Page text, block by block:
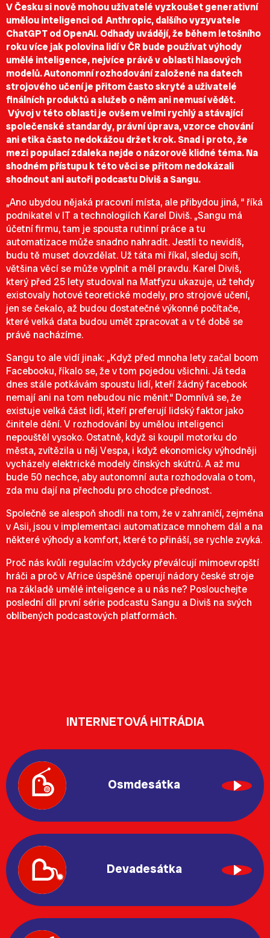
V Česku si nově mohou uživatelé vyzkoušet generativní
umělou inteligenci od Anthropic, dalšího vyzyvatele
ChatGPT od OpenAI. Odhady uvádějí, že během letošního
roku více jak polovina lidí v ČR bude používat výhody
umělé inteligence, nejvíce právě v oblasti hlasových
modelů. Autonomní rozhodování založené na datech
strojového učení je přitom často skryté a uživatelé
finálních produktů a služeb o něm ani nemusí vědět.
Vývoj v této oblasti je ovšem velmi rychlý a stávající
společenské standardy, právní úprava, vzorce chování
ani etika často nedokážou držet krok. Snad i proto, že
mezi populací zdaleka nejde o názorově klidné téma. Na
shodném přístupu k této věci se přitom nedokázali
shodnout ani autoři podcastu Diviš a Sangu.
„Ano ubydou nějaká pracovní místa, ale přibydou jiná, “ říká
podnikatel v IT a technologiích Karel Diviš. „Sangu má
účetní firmu, tam je spousta rutinní práce a tu
automatizace může snadno nahradit. Jestli to nevidíš,
budu tě muset dovzdělat. Už táta mi říkal, sleduj scifi,
většina věcí se může vyplnit a měl pravdu. Karel Diviš,
který před 25 lety studoval na Matfyzu ukazuje, už tehdy
existovaly hotové teoretické modely, pro strojové učení,
jen se čekalo, až budou dostatečné výkonné počítače,
které velká data budou umět zpracovat a v té době se
právě nacházíme.
Sangu to ale vidí jinak: „Když před mnoha lety začal boom
Facebooku, říkalo se, že v tom pojedou všichni. Já teda
dnes stále potkávám spoustu lidí, kteří žádný facebook
nemají ani na tom nebudou nic měnit.“ Domnívá se, že
existuje velká část lidí, kteří preferují lidský faktor jako
činitele dění. V rozhodování by umělou inteligenci
nepouštěl vysoko. Ostatně, když si koupil motorku do
města, zvítězila u něj Vespa, i když ekonomicky výhodněji
vycházely elektrické modely čínských skútrů. A až mu
bude 50 nechce, aby autonomní auta rozhodovala o tom,
zda mu dají na přechodu pro chodce přednost.
Společně se alespoň shodli na tom, že v zahraničí, zejména
v Asii, jsou v implementaci automatizace mnohem dál a na
některé výhody a komfort, které to přináší, se rychle zvyká.
Proč nás kvůli regulacím vždycky převálcují mimoevropští
hráči a proč v Africe úspěšně operují nádory české stroje
na základě umělé inteligence a u nás ne? Poslouchejte
poslední díl první série podcastu Sangu a Diviš na svých
oblíbených podcastových platformách.
INTERNETOVÁ HITRÁDIA
Osmdesátka
Devadesátka